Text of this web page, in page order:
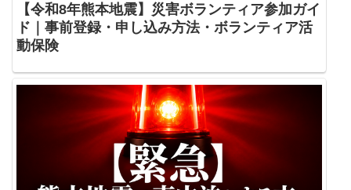
【令和8年熊本地震】災害ボランティア参加ガイ
ド｜事前登録・申し込み方法・ボランティア活
動保険